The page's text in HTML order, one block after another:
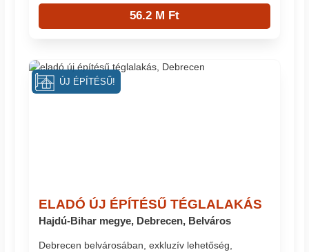
56.2 M Ft
ELADÓ ÚJ ÉPÍTÉSŰ TÉGLALAKÁS
Hajdú-Bihar megye, Debrecen, Belváros
Debrecen belvárosában, exkluzív lehetőség,
ÚJ ÉPÍTÉSŰ!